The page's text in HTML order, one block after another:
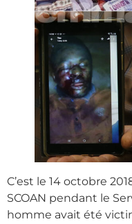
C’est le 14 octobre
SCOAN pendant le
homme avait été